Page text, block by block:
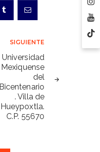
SIGUIENTE
Universidad
Mexiquense
del
Bicentenario
. Villa de
Hueypoxtla.
C.P. 55670